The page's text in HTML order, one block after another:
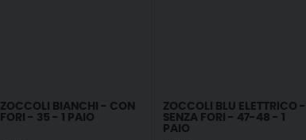
ZOCCOLI BIANCHI - CON
FORI - 35 - 1 PAIO
ZOCCOLI BLU ELETTRICO -
SENZA FORI - 47-48 - 1
PAIO